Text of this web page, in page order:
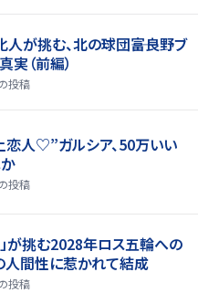
人が挑む、北の球団――富良野ブ
実（前編）
投稿
人♡”ガルシア、50万いい
投稿
が挑む2028年ロス五輪への
人間性に惹かれて結成
投稿